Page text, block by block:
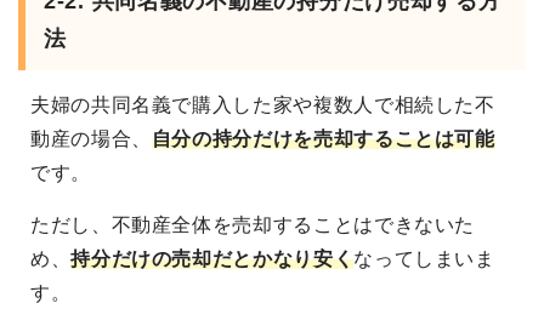
法
夫婦の共同名義で購入した家や複数人で相続した不
動産の場合、 自分の持分だけを売却することは可能
です。
ただし、不動産全体を売却することはできないた
め、持分だけの売却だとかなり安くなってしまいま
す。